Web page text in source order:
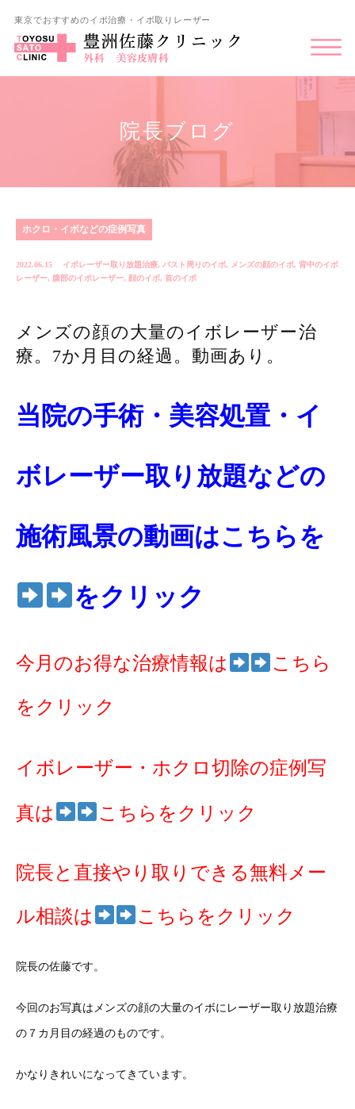
東京でおすすめのイボ治療・イボ取りレーザー
院長ブログ
ホクロ・イボなどの症例写真
2022.06.15 イボレーザー取り放題治療, バスト周りのイボ, メンズの顔のイボ, 背中のイボ
レーザー, 腹部のイボレーザー, 顔のイボ, 首のイボ
メンズの顔の大量のイボレーザー治
療。7か月目の経過。動画あり。
当院の手術・美容処置・イ
ボレーザー取り放題などの
施術風景の動画はこちらを
をクリック
今月のお得な治療情報は こちら
をクリック
イボレーザー・ホクロ切除の症例写
真は こちらをクリック
院長と直接やり取りできる無料メー
ル相談は こちらをクリック
院長の佐藤です。
今回のお写真はメンズの顔の大量のイボにレーザー取り放題治療
の７カ月目の経過のものです。
かなりきれいになってきています。